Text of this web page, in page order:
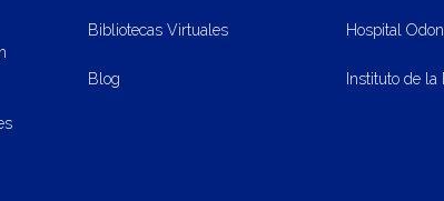
Bibliotecas Virtuales
Blog
Hospital
Instituto de la